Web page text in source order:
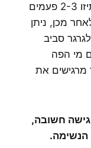
הצמידו את התרסיס אל חלל הפה, התיזו 2-3 פעמים
מכן, ניתן
סביב
מי הפה
מרגישים את
חשובה,
הנשימה.